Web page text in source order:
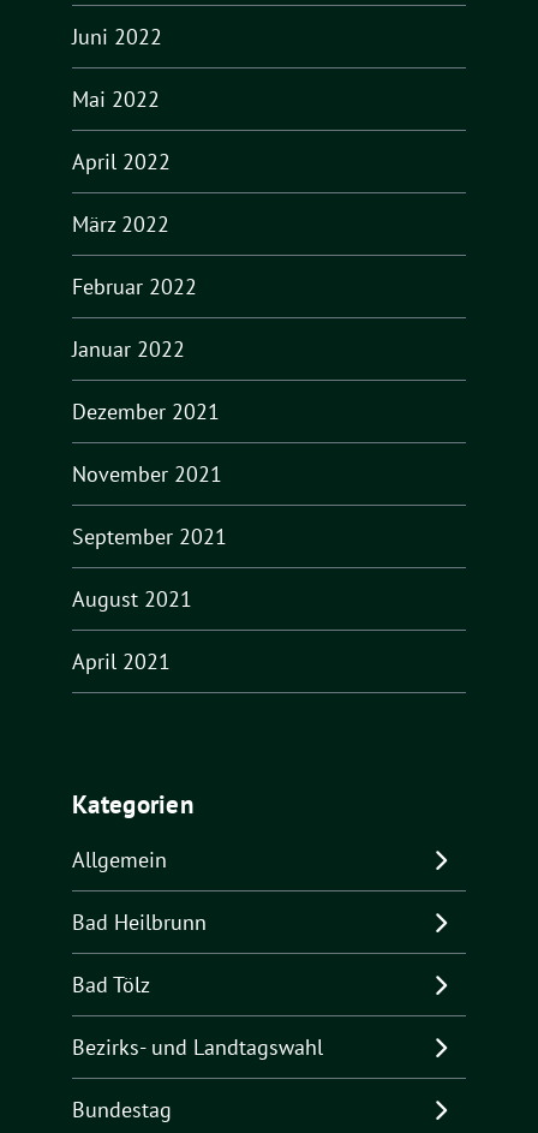
Juni 2022
Mai 2022
April 2022
März 2022
Februar 2022
Januar 2022
Dezember 2021
November 2021
September 2021
August 2021
April 2021
Kategorien
Allgemein
Bad Heilbrunn
Bad Tölz
Bezirks- und Landtagswahl
Bundestag